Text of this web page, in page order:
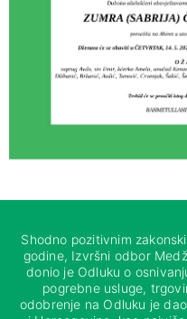
Shodno pozitivnim
godine, Izvršni odbor
donio je Odluku o
pogrebne usluge,
odobrenje na Odluku je